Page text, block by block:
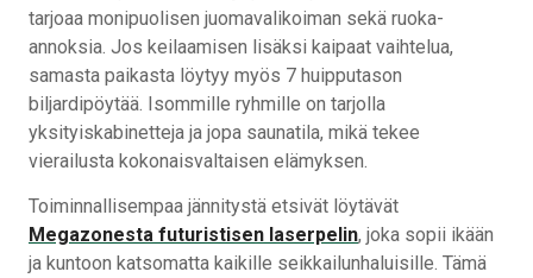
tarjoaa monipuolisen juomavalikoiman sekä ruoka-
annoksia. Jos keilaamisen lisäksi kaipaat vaihtelua,
samasta paikasta löytyy myös 7 huipputason
biljardipöytää. Isommille ryhmille on tarjolla
yksityiskabinetteja ja jopa saunatila, mikä tekee
vierailusta kokonaisvaltaisen elämyksen.
Toiminnallisempaa jännitystä etsivät löytävät
Megazonesta futuristisen laserpelin, joka sopii ikään
ja kuntoon katsomatta kaikille seikkailunhaluisille. Tämä